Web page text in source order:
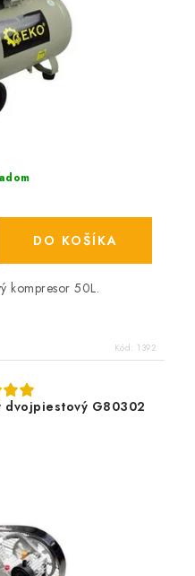
DO KOŠÍKA
kompresor 50L.
Kód: 1392
dvojpiestový G80302